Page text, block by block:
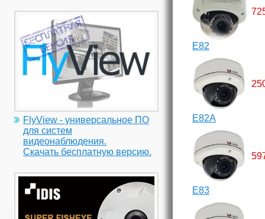
FlyView - универсальное ПО
для систем
видеонаблюдения.
Скачать бесплатную версию.
E82
E82A
E83